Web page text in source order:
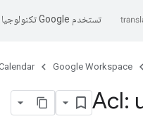
تستخدم Google تكنولوجيا الذكاء الاصطناعي لترجمة المحتوى إلى لغتك المفضّلة، وقد تتضمّن بعض الأخطاء.
Google Workspace
Acl: